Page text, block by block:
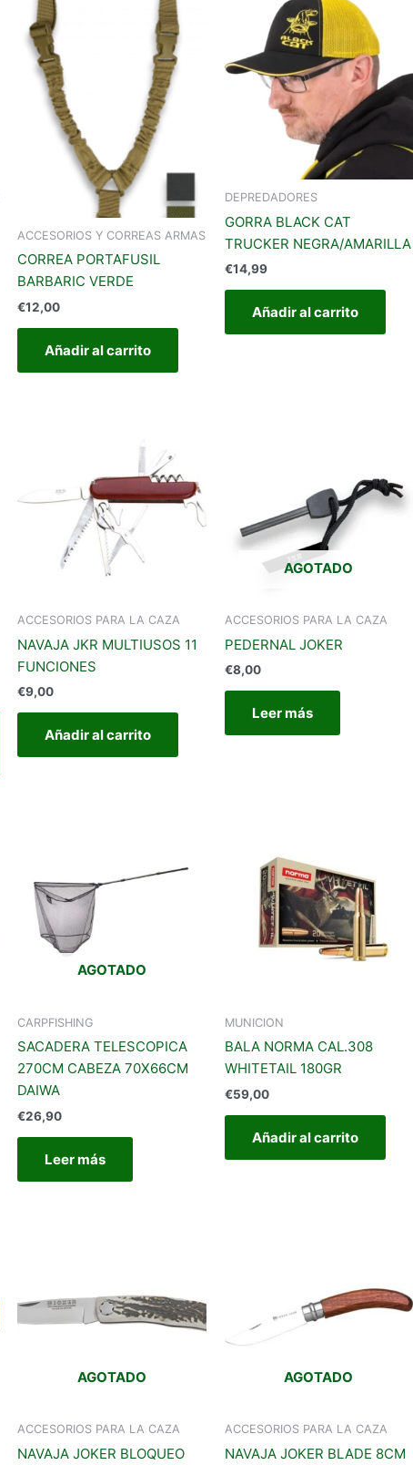
ACCESORIOS Y CORREAS ARMAS
CORREA PORTAFUSIL
BARBARIC VERDE
€12,00
Añadir al carrito
DEPREDADORES
GORRA BLACK CAT
TRUCKER NEGRA/AMARILLA
€14,99
Añadir al carrito
múltiples
elegir
página
producto
ACCESORIOS PARA LA CAZA
NAVAJA JKR MULTIUSOS 11
FUNCIONES
€9,00
Añadir al carrito
AGOTADO
ACCESORIOS PARA LA CAZA
PEDERNAL JOKER
€8,00
Leer más
AGOTADO
CARPFISHING
SACADERA TELESCOPICA
270CM CABEZA 70X66CM
DAIWA
€26,90
Leer más
MUNICION
BALA NORMA CAL.308
WHITETAIL 180GR
€59,00
Añadir al carrito
AGOTADO
ACCESORIOS PARA LA CAZA
NAVAJA JOKER BLOQUEO
AGOTADO
ACCESORIOS PARA LA CAZA
NAVAJA JOKER BLADE 8CM